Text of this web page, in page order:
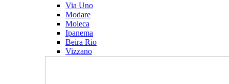
Via Uno
Modare
Moleca
Ipanema
Beira Rio
Vizzano